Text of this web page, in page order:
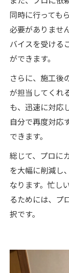
同時に行っても
必要がありませ
バイスを受ける
ができます。
さらに、施工後
が担当してくれ
も、迅速に対応
自分で再度対応
できます。
総じて、プロに
を大幅に削減し
なります。忙し
るためには、プ
択です。